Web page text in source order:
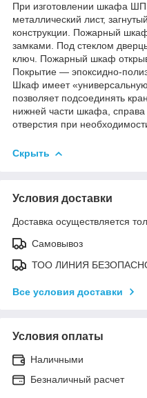
При изготовлении шкафа
металлический лист,
конструкции. Пожарный
замками. Под стеклом
ключ. Пожарный шкаф
Покрытие — эпоксидно-
Шкаф имеет
позволяет подсоединять
нижней части шкафа,
отверстия при
Скрыть
Условия доставки
Доставка осуществляется
Самовывоз
ТОО ЛИНИЯ
Все условия доставки
Условия оплаты
Наличными
Безналичный расчет